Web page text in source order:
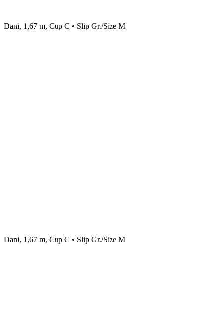
Dani, 1,67 m, Cup C • Slip Gr./Size M
Dani, 1,67 m, Cup C • Slip Gr./Size M